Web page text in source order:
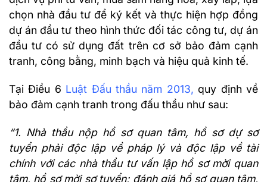
chọn nhà đầu tư để ký kết và thực hiện hợp đồng
dự án đầu tư theo hình thức đối tác công tư, dự án
đầu tư có sử dụng đất trên cơ sở bảo đảm cạnh
tranh, công bằng, minh bạch và hiệu quả kinh tế.
Tại Điều 6 Luật Đấu thầu năm 2013, quy định về
bảo đảm cạnh tranh trong đấu thầu như sau:
“1. Nhà thầu nộp hồ sơ quan tâm, hồ sơ dự sơ
tuyển phải độc lập về pháp lý và độc lập về tài
chính với các nhà thầu tư vấn lập hồ sơ mời quan
tâm, hồ sơ mời sơ tuyển; đánh giá hồ sơ quan tâm,